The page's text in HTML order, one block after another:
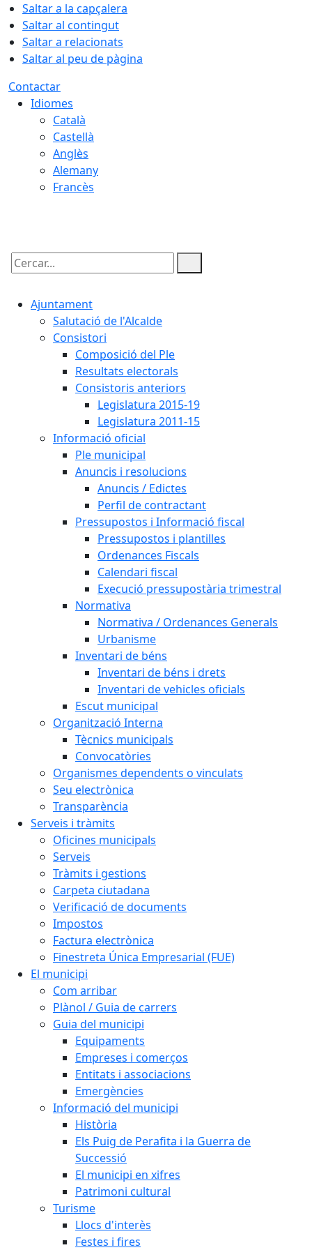
Saltar a la capçalera
Saltar al contingut
Saltar a relacionats
Saltar al peu de pàgina
Contactar
Idiomes
Català
Castellà
Anglès
Alemany
Francès
Cercar:
Ajuntament
Salutació de l'Alcalde
Consistori
Composició del Ple
Resultats electorals
Consistoris anteriors
Legislatura 2015-19
Legislatura 2011-15
Informació oficial
Ple municipal
Anuncis i resolucions
Anuncis / Edictes
Perfil de contractant
Pressupostos i Informació fiscal
Pressupostos i plantilles
Ordenances Fiscals
Calendari fiscal
Execució pressupostària trimestral
Normativa
Normativa / Ordenances Generals
Urbanisme
Inventari de béns
Inventari de béns i drets
Inventari de vehicles oficials
Escut municipal
Organització Interna
Tècnics municipals
Convocatòries
Organismes dependents o vinculats
Seu electrònica
Transparència
Serveis i tràmits
Oficines municipals
Serveis
Tràmits i gestions
Carpeta ciutadana
Verificació de documents
Impostos
Factura electrònica
Finestreta Única Empresarial (FUE)
El municipi
Com arribar
Plànol / Guia de carrers
Guia del municipi
Equipaments
Empreses i comerços
Entitats i associacions
Emergències
Informació del municipi
Història
Els Puig de Perafita i la Guerra de
Successió
El municipi en xifres
Patrimoni cultural
Turisme
Llocs d'interès
Festes i fires